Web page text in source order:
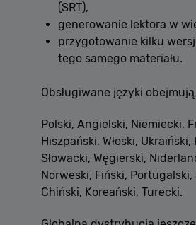
(SRT),
generowanie lektora w
przygotowanie kilku
tego samego materiału.
Obsługiwane języki
Polski, Angielski, Niemiecki,
Hiszpański, Włoski,
Słowacki, Węgierski,
Norweski, Fiński,
Chiński, Koreański, Turecki.